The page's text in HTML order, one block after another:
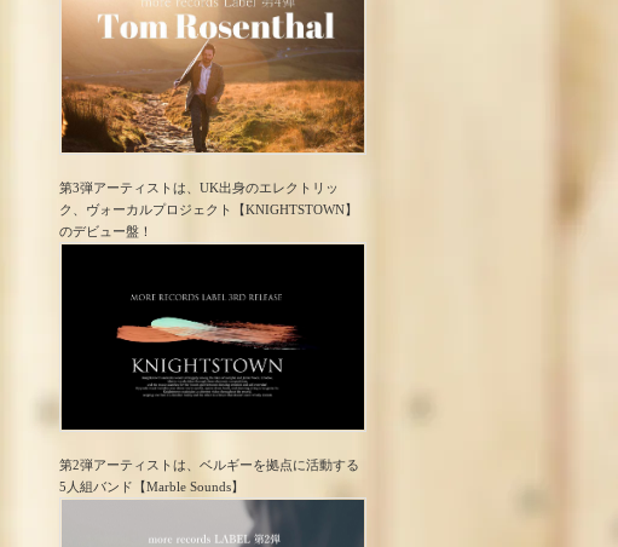
第3弾アーティストは、UK出身のエレクトリッ
ク、ヴォーカルプロジェクト【KNIGHTSTOWN】
のデビュー盤！
第2弾アーティストは、ベルギーを拠点に活動する
5人組バンド【Marble Sounds】